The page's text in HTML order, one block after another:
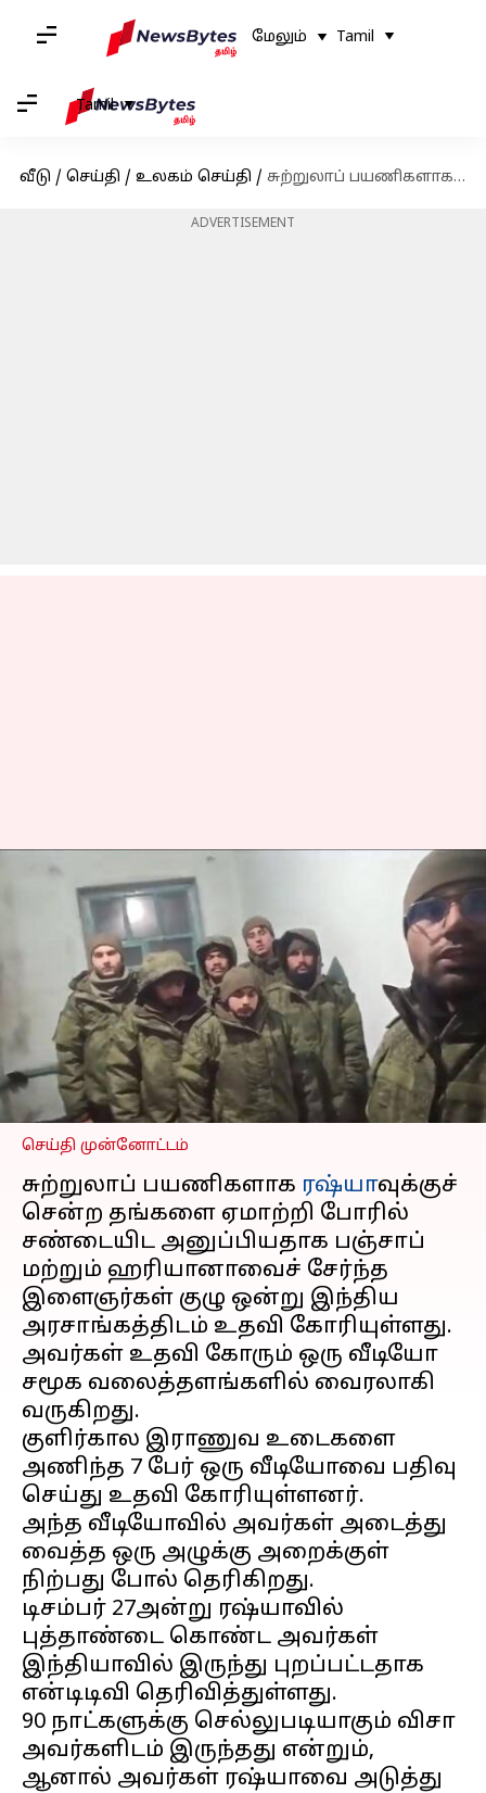
மேலும் Tamil
Tamil
வீடு / செய்தி / உலகம் செய்தி / சுற்றுலாப் பயணிகளாக ரஷ்யாவுக்குச் சென்ற 7 இந்தியர்களை ஏமாற்றி போரில் சண்டையிட அனுப்பியதாக குற்றச்சாட்டு
ADVERTISEMENT
சுற்றுலாப் பயணிகளாக
ரஷ்யாவுக்குச் சென்ற 7
இந்தியர்களை ஏமாற்றி
போரில் சண்டையிட
அனுப்பியதாக
குற்றச்சாட்டு
எழுதியவர் Sindhuja SM Mar 06, 2024 10:21 am
செய்தி முன்னோட்டம்
சுற்றுலாப் பயணிகளாக ரஷ்யாவுக்குச்
சென்ற தங்களை ஏமாற்றி போரில்
சண்டையிட அனுப்பியதாக பஞ்சாப்
மற்றும் ஹரியானாவைச் சேர்ந்த
இளைஞர்கள் குழு ஒன்று இந்திய
அரசாங்கத்திடம் உதவி கோரியுள்ளது.
அவர்கள் உதவி கோரும் ஒரு வீடியோ
சமூக வலைத்தளங்களில் வைரலாகி
வருகிறது.
குளிர்கால இராணுவ உடைகளை
அணிந்த 7 பேர் ஒரு வீடியோவை பதிவு
செய்து உதவி கோரியுள்ளனர்.
அந்த வீடியோவில் அவர்கள் அடைத்து
வைத்த ஒரு அழுக்கு அறைக்குள்
நிற்பது போல் தெரிகிறது.
டிசம்பர் 27அன்று ரஷ்யாவில்
புத்தாண்டை கொண்ட அவர்கள்
இந்தியாவில் இருந்து புறப்பட்டதாக
என்டிடிவி தெரிவித்துள்ளது.
90 நாட்களுக்கு செல்லுபடியாகும் விசா
அவர்களிடம் இருந்தது என்றும்,
ஆனால் அவர்கள் ரஷ்யாவை அடுத்து